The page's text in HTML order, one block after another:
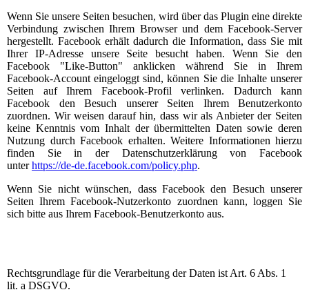
Wenn Sie unsere Seiten besuchen, wird über das Plugin eine direkte
Verbindung zwischen Ihrem Browser und dem Facebook-Server
hergestellt. Facebook erhält dadurch die Information, dass Sie mit
Ihrer IP-Adresse unsere Seite besucht haben. Wenn Sie den
Facebook "Like-Button" anklicken während Sie in Ihrem
Facebook-Account eingeloggt sind, können Sie die Inhalte unserer
Seiten auf Ihrem Facebook-Profil verlinken. Dadurch kann
Facebook den Besuch unserer Seiten Ihrem Benutzerkonto
zuordnen. Wir weisen darauf hin, dass wir als Anbieter der Seiten
keine Kenntnis vom Inhalt der übermittelten Daten sowie deren
Nutzung durch Facebook erhalten. Weitere Informationen hierzu
finden Sie in der Datenschutzerklärung von Facebook
unter https://de-de.facebook.com/policy.php.
Wenn Sie nicht wünschen, dass Facebook den Besuch unserer
Seiten Ihrem Facebook-Nutzerkonto zuordnen kann, loggen Sie
sich bitte aus Ihrem Facebook-Benutzerkonto aus.
Rechtsgrundlage für die Verarbeitung der Daten ist Art. 6 Abs. 1
lit. a DSGVO.